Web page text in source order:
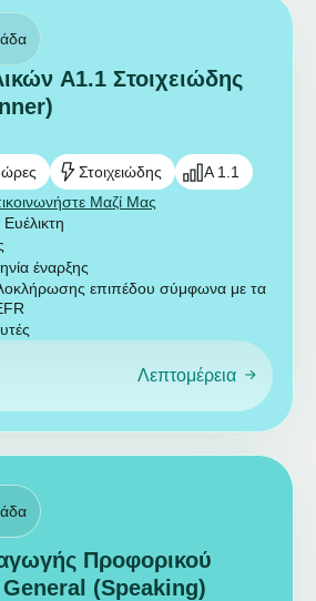
A1.1 Στοιχειώδης
Στοιχειώδης
A 1.1
Μαζί Μας
έναρξης
επιπέδου σύμφωνα με τα
Λεπτομέρεια
Προφορικού
(Speaking)